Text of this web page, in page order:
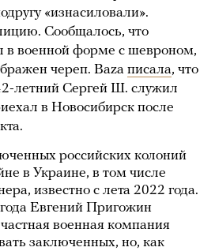
«изнасиловали».
Сообщалось, что
в военной форме с шевроном,
череп. Baza писала, что
летний Сергей Ш. служил
в Новосибирск после
российских колоний
в Украине, в том числе
, известно с лета 2022 года.
Евгений Пригожин
частная военная компания
заключенных, но, как